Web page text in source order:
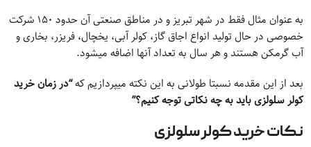
به عنوان مثال فقط در شهر تبریز و در مناطق صنعتی آن حدود ۱۵۰ شرکت
خصوصی در حال تولید انواع اجاق گاز، کولر آبی، یخچال، فریزر، بخاری و
آب گرمکن هستند و هر سال به تعداد آنها اضافه میشود.
بعد از این مقدمه نسبتا طولانی به این نکته میپردازیم که“در زمان خرید
کولر سلولزی باید به چه نکاتی توجه کنیم؟”
نکات خرید کولر سلولزی